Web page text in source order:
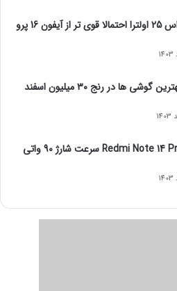
گلکسی اس 25 اولترا احتمالا قوی تر از آیفون 16 پرو
معرفی بهترین گوشی ها در رنج ۳۰ میلیون اسفند
گوشی Redmi Note 14 Pro سرعت شارژ 90 واتی